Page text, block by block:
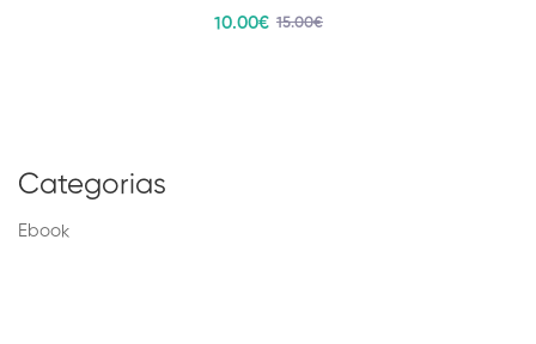
Categorias
Ebook
10.00€ 15.00€